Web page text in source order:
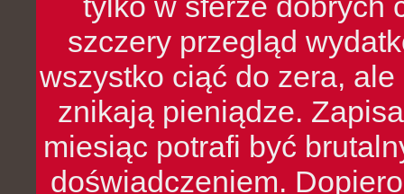
szczery przegląd
wszystko ciąć do zera,
znikają pieniądze.
miesiąc potrafi być
doświadczeniem.